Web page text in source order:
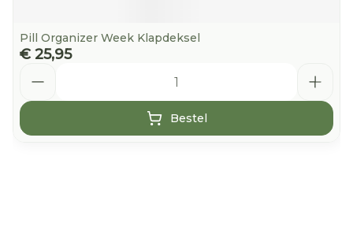
Pill Organizer Week Klapdeksel
€ 25,95
Bestel